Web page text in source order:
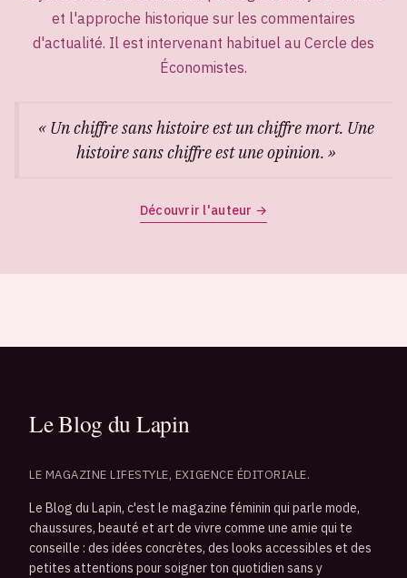
et l'approche historique sur les commentaires
d'actualité. Il est intervenant habituel au Cercle des
Économistes.
« Un chiffre sans histoire est un chiffre mort. Une
histoire sans chiffre est une opinion. »
Découvrir l'auteur →
LE MAGAZINE LIFESTYLE, EXIGENCE ÉDITORIALE.
Le Blog du Lapin, c'est le magazine féminin qui parle mode,
chaussures, beauté et art de vivre comme une amie qui te
conseille : des idées concrètes, des looks accessibles et des
petites attentions pour soigner ton quotidien sans y